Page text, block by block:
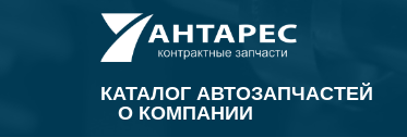
КАТАЛОГ АВТОЗАПЧАСТЕЙ
О КОМПАНИИ